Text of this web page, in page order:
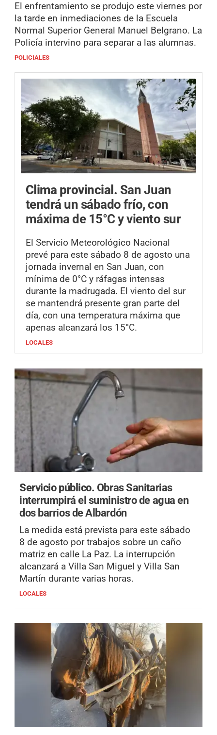
El enfrentamiento se produjo este viernes por
la tarde en inmediaciones de la Escuela
Normal Superior General Manuel Belgrano. La
Policía intervino para separar a las alumnas.
POLICIALES
Clima provincial. San Juan
tendrá un sábado frío, con
máxima de 15°C y viento sur
El Servicio Meteorológico Nacional
prevé para este sábado 8 de agosto una
jornada invernal en San Juan, con
mínima de 0°C y ráfagas intensas
durante la madrugada. El viento del sur
se mantendrá presente gran parte del
día, con una temperatura máxima que
apenas alcanzará los 15°C.
LOCALES
Servicio público. Obras Sanitarias
interrumpirá el suministro de agua en
dos barrios de Albardón
La medida está prevista para este sábado
8 de agosto por trabajos sobre un caño
matriz en calle La Paz. La interrupción
alcanzará a Villa San Miguel y Villa San
Martín durante varias horas.
LOCALES